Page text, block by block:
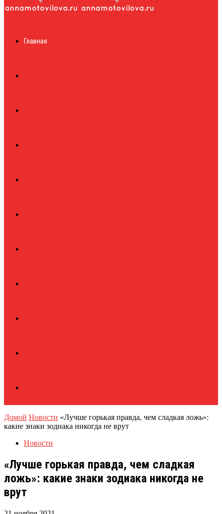
журналГлавная
Домой Новости «Лучше горькая правда, чем сладкая ложь»:
какие знаки зодиака никогда не врут
Новости
«Лучше горькая правда, чем сладкая
ложь»: какие знаки зодиака никогда не
врут